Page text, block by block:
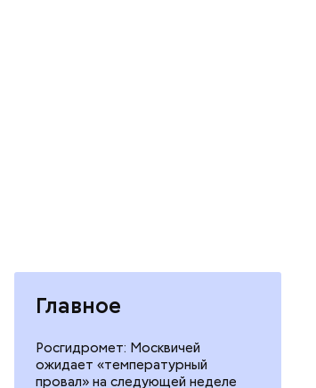
Главное
Росгидромет: Москвичей
ожидает «температурный
провал» на следующей неделе